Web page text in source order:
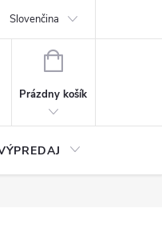
údajov
Slovenčina
NÁKUPNÝ
Prázdny košík